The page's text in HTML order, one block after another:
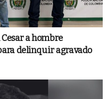
a hombre
delinquir agravado